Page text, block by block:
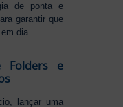
de ponta e
garantir que
dia.
Folders e
lançar uma